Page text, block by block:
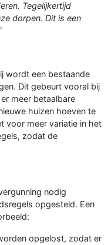
Tegelijkertijd
dorpen. Dit is een
wordt een bestaande
Dit gebeurt vooral bij
meer betaalbare
huizen hoeven te
voor meer variatie in het
zodat de
nodig
opgesteld. Een
opgelost, zodat er